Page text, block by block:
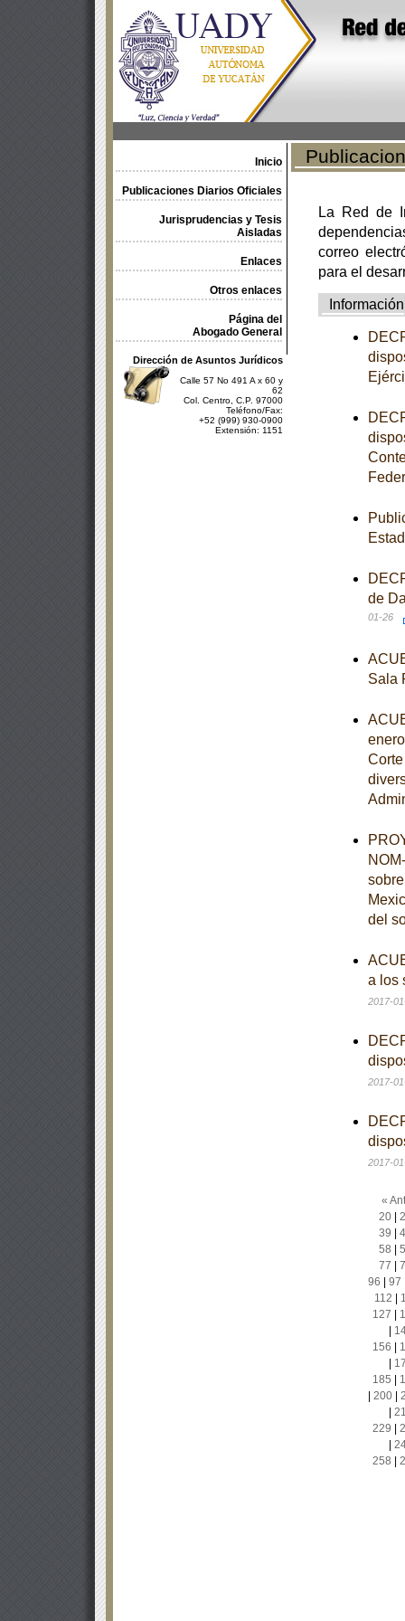
Inicio
Publicaciones Diarios Oficiales
Jurisprudencias y Tesis
Aisladas
Enlaces
Otros enlaces
Página del
Abogado General
Dirección de Asuntos Jurídicos
Calle 57 No 491 A x 60 y
62
Col. Centro, C.P. 97000
Teléfono/Fax:
+52 (999) 930-0900
Extensión: 1151
La Red de
correo
para el
Información
de
01-26
Sala
del
a los
2017-
2017-
2017-
«
20|
39
58
77
96
97
112
127
156
185
200|
229
258